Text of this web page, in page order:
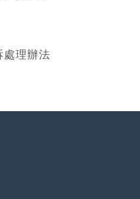
處理辦法